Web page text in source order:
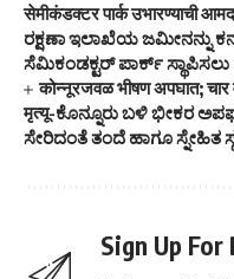
सेमीकंडक्टर पार्क उभारण्याची
ರಕ್ಷಣಾ ಇಲಾಖೆಯ ಜಮೀನನ್ನು
ಸೆಮಿಕಂಡಕ್ಟರ್ ಪಾರ್ಕ್
कोन्नूरजवळ भीषण अपघात; चार
मृत्यू-ಕೊನ್ನೂರು ಬಳಿ ಭೀಕರ
ಸೇರಿದಂತೆ ತಂದೆ ಹಾಗೂ ಸ್ನೇಹಿತ
Sign Up